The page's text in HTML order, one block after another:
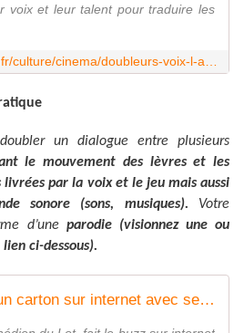
voix et leur talent pour traduire les
un dialogue entre plusieurs
le mouvement des lèvres et les
livrées par la voix et le jeu mais aussi
sonore (sons, musiques). Votre
d’uneparodie (visionnez une ou
ci-dessous).
Lot : ce couple fait un carton sur internet avec ses doublages parodiques sur le coronavirus et le confinement